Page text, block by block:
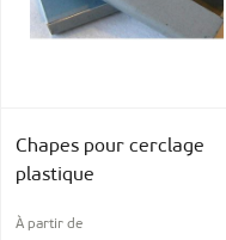
Chapes pour cerclage
plastique
À partir de